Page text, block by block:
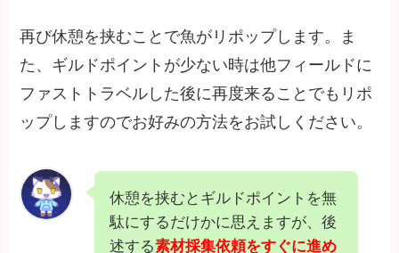
再び休憩を挟むことで魚がリポップします。ま
た、ギルドポイントが少ない時は他フィールドに
ファストトラベルした後に再度来ることでもリポ
ップしますのでお好みの方法をお試しください。
休憩を挟むとギルドポイントを無
駄にするだけかに思えますが、後
述する素材採集依頼をすぐに進め